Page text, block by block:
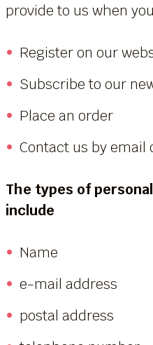
provide to us when you
Register on our
Subscribe to our
Place an order
Contact us by email
The types of
include
Name
e-mail address
postal address